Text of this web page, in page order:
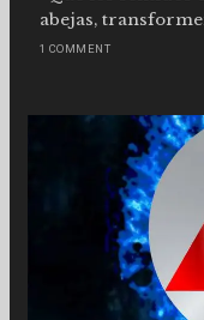
abejas,
1 COMMENT